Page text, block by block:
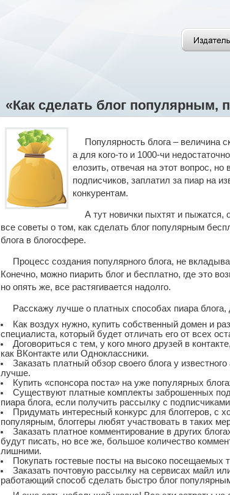
«Как сделать блог популярным,
Популярность блога – величина
а для кого-то и 1000-чи
елозить, отвечая на этот вопрос,
подписчиков, заплатил за пиар на
конкурентам.
А тут новички пыхтят и пыжатся,
все советы о том, как сделать блог популярным
блога в блогосфере.
Процесс создания популярного блога, не
Конечно, можно пиарить блог и бесплатно, где это
но опять же, все растягивается надолго.
Расскажу лучше о платных способах пиара
Как воздух нужно, купить собственный домен и
специалиста, который будет отличать его от всех
Договориться с тем, у кого много друзей в
как ВКонтакте или Одноклассники.
Заказать платный обзор своего блога у
лучше.
Купить «спонсора поста» на уже популярных
Существуют платные комплекты заброшенных
пиара блога, если получить рассылку с
Придумать интересный конкурс для блоггеров,
популярным, блоггеры любят участвовать в таких
Заказать платное комментирование в других
будут писать, но все же, большое количество
лишними.
Покупать гостевые посты на высоко посещаемых
Заказать почтовую рассылку на сервисах майл
работающий способ сделать быстро блог